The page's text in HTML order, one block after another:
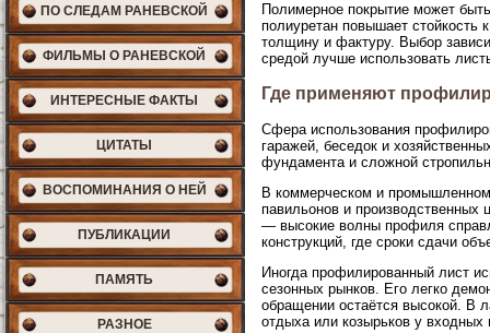
ПО СЛЕДАМ РАНЕВСКОЙ
ФИЛЬМЫ О РАНЕВСКОЙ
ИНТЕРЕСНЫЕ ФАКТЫ
ЦИТАТЫ
ВОСПОМИНАНИЯ О НЕЙ
ПУБЛИКАЦИИ
ПАМЯТЬ
РАЗНОЕ
Полимерное покрытие может
полиуретан повышает стойкость
толщину и фактуру. Выбор
средой лучше использовать
Где применяют
Сфера использования
гаражей, беседок и
фундамента и сложной
В коммерческом и
павильонов и производственных
— высокие волны профиля
конструкций, где сроки сдачи
Иногда профилированный лист
сезонных рынков. Его легко
обращении остаётся высокой. В
отдыха или козырьков у входных